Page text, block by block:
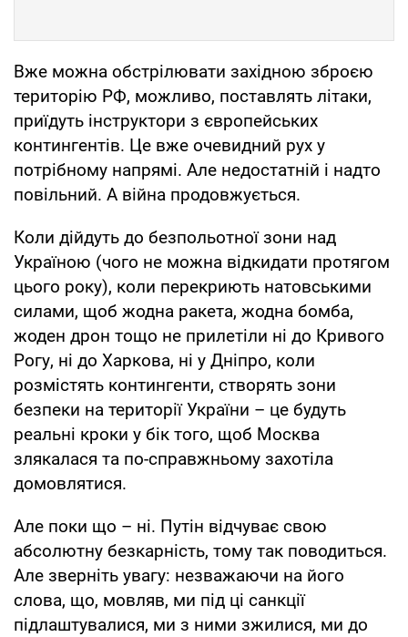
Вже можна обстрілювати західною зброєю
територію РФ, можливо, поставлять літаки,
приїдуть інструктори з європейських
контингентів. Це вже очевидний рух у
потрібному напрямі. Але недостатній і надто
повільний. А війна продовжується.
Коли дійдуть до безпольотної зони над
Україною (чого не можна відкидати протягом
цього року), коли перекриють натовськими
силами, щоб жодна ракета, жодна бомба,
жоден дрон тощо не прилетіли ні до Кривого
Рогу, ні до Харкова, ні у Дніпро, коли
розмістять контингенти, створять зони
безпеки на території України – це будуть
реальні кроки у бік того, щоб Москва
злякалася та по-справжньому захотіла
домовлятися.
Але поки що – ні. Путін відчуває свою
абсолютну безкарність, тому так поводиться.
Але зверніть увагу: незважаючи на його
слова, що, мовляв, ми під ці санкції
підлаштувалися, ми з ними зжилися, ми до